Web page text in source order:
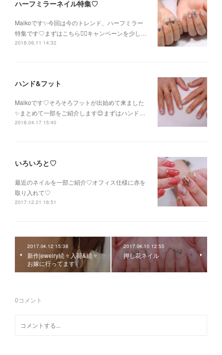
ハーフミラーネイル特集♡
Maikoです✨今回は今のトレンド、ハーフミラー
特集です♡まずはこちら💁‍♀️キャンペーンを少し…
2018.06.11 14:32
ハンド&フット
Maikoです♡そろそろフットが出始めて来ました
✨まとめて一部をご紹介します😊まずはハンド…
2018.04.17 15:40
いろいろと♡
最近のネイルを一部ご紹介♡オフィス仕様に赤を
取り入れて♡
2017.12.21 16:51
2017.04.12 15:38
新作jewelry続々入荷&続々
お嫁に行ってます
2017.04.10 12:55
押し花ネイル
0コメント